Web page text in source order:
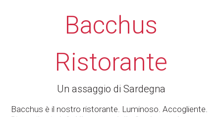
Bacchus
Ristorante
Un assaggio di Sardegna
Bacchus è il nostro ristorante. Luminoso. Accogliente.